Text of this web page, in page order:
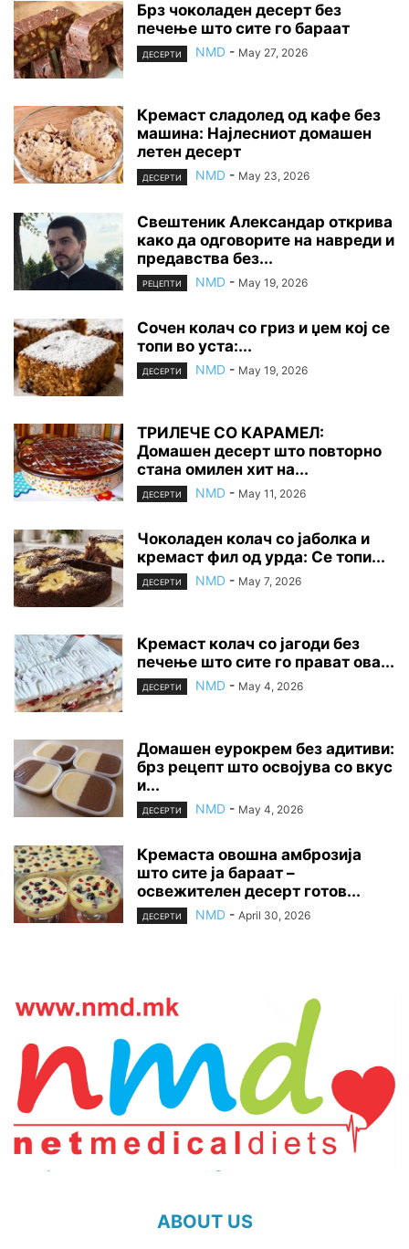
Брз чоколаден десерт без
печење што сите го бараат
ДЕСЕРТИ NMD - May 27, 2026
Кремаст сладолед од кафе без
машина: Најлесниот домашен
летен десерт
ДЕСЕРТИ NMD - May 23, 2026
Свештеник Александар открива
како да одговорите на навреди и
предавства без...
РЕЦЕПТИ NMD - May 19, 2026
Сочен колач со гриз и џем кој се
топи во уста:...
ДЕСЕРТИ NMD - May 19, 2026
ТРИЛЕЧЕ СО КАРАМЕЛ:
Домашен десерт што повторно
стана омилен хит на...
ДЕСЕРТИ NMD - May 11, 2026
Чоколаден колач со јаболка и
кремаст фил од урда: Се топи...
ДЕСЕРТИ NMD - May 7, 2026
Кремаст колач со јагоди без
печење што сите го прават ова...
ДЕСЕРТИ NMD - May 4, 2026
Домашен еурокрем без адитиви:
брз рецепт што освојува со вкус
и...
ДЕСЕРТИ NMD - May 4, 2026
Кремаста овошна амброзија
што сите ја бараат –
освежителен десерт готов...
ДЕСЕРТИ NMD - April 30, 2026
ABOUT US